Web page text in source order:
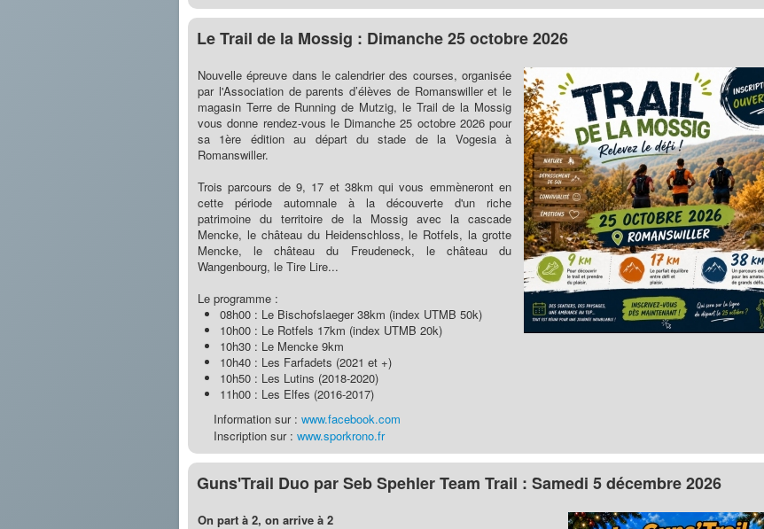
Le Trail de la Mossig : Dimanche 25 octobre 2026
Nouvelle épreuve dans le calendrier des courses, organisée
par l'Association de parents d’élèves de Romanswiller et le
magasin Terre de Running de Mutzig, le Trail de la Mossig
vous donne rendez-vous le Dimanche 25 octobre 2026 pour
sa 1ère édition au départ du stade de la Vogesia à
Romanswiller.
Trois parcours de 9, 17 et 38km qui vous emmèneront en
cette période automnale à la découverte d'un riche
patrimoine du territoire de la Mossig avec la cascade
Mencke, le château du Heidenschloss, le Rotfels, la grotte
Mencke, le château du Freudeneck, le château du
Wangenbourg, le Tire Lire...
Le programme :
08h00 : Le Bischofslaeger 38km (index UTMB 50k)
10h00 : Le Rotfels 17km (index UTMB 20k)
10h30 : Le Mencke 9km
10h40 : Les Farfadets (2021 et +)
10h50 : Les Lutins (2018-2020)
11h00 : Les Elfes (2016-2017)
Information sur : www.facebook.com
Inscription sur : www.sporkrono.fr
Guns'Trail Duo par Seb Spehler Team Trail : Samedi 5 décembre 2026
On part à 2, on arrive à 2